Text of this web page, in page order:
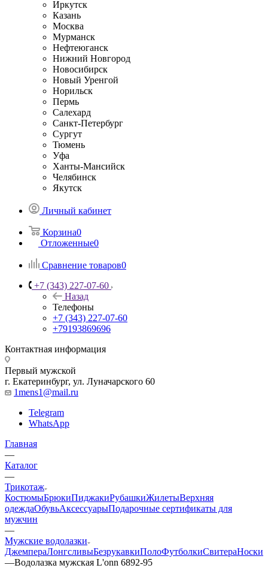
Иркутск
Казань
Москва
Мурманск
Нефтеюганск
Нижний Новгород
Новосибирск
Новый Уренгой
Норильск
Пермь
Салехард
Санкт-Петербург
Сургут
Тюмень
Уфа
Ханты-Мансийск
Челябинск
Якутск
Личный кабинет
Корзина0
Отложенные0
Сравнение товаров0
+7 (343) 227-07-60
Назад
Телефоны
+7 (343) 227-07-60
+79193869696
Контактная информация
Первый мужской
г. Екатеринбург, ул. Луначарского 60
1mens1@mail.ru
Telegram
WhatsApp
Главная
—
Каталог
—
Трикотаж
КостюмыБрюкиПиджакиРубашкиЖилетыВерхняя
одеждаОбувьАксессуарыПодарочные сертификаты для
мужчин
—
Мужские водолазки
ДжемпераЛонгсливыБезрукавкиПолоФутболкиСвитераНоски
—Водолазка мужская L'onn 6892-95